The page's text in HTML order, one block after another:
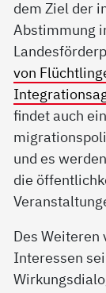
dem Ziel der
Abstimmung
von
findet auch
und es
die
Des
Interessen